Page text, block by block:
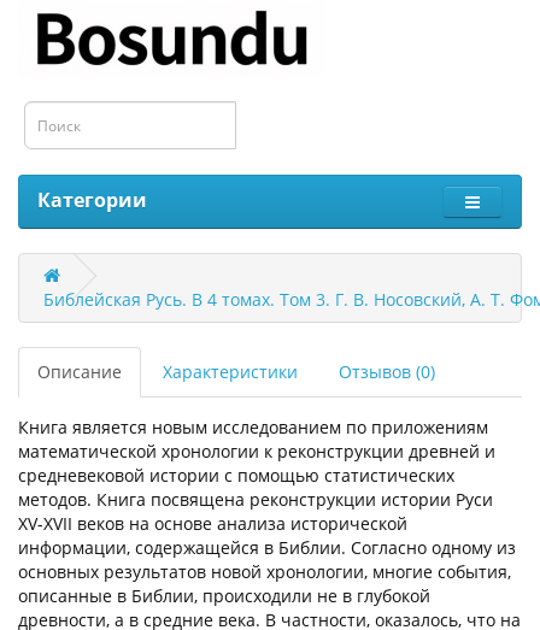
Категории
Библейская Русь. В 4 томах. Том 3. Г. В. Носовский, А. Т.
Описание Характеристики Отзывов (0)
Книга является новым исследованием по приложениям
математической хронологии к реконструкции древней и
средневековой истории с помощью статистических
методов. Книга посвящена реконструкции истории Руси
XV-XVII веков на основе анализа исторической
информации, содержащейся в Библии. Согласно одному из
основных результатов новой хронологии, многие события,
описанные в Библии, происходили не в глубокой
древности, а в средние века. В частности, оказалось, что на